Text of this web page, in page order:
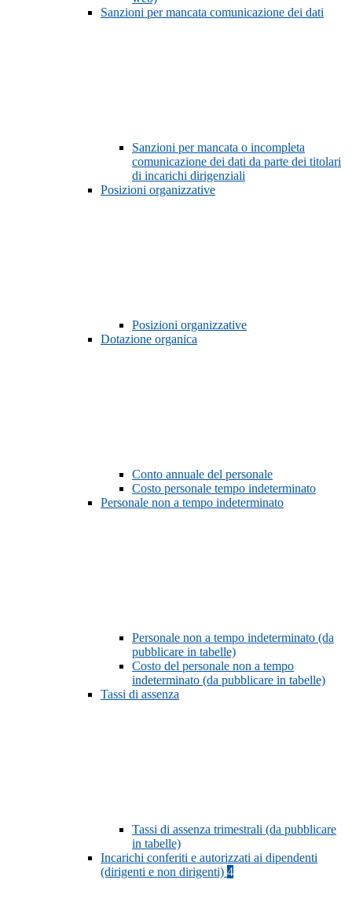
Sanzioni per mancata comunicazione dei dati
Sanzioni per mancata o incompleta
comunicazione dei dati da parte dei titolari
di incarichi dirigenziali
Posizioni organizzative
Posizioni organizzative
Dotazione organica
Conto annuale del personale
Costo personale tempo indeterminato
Personale non a tempo indeterminato
Personale non a tempo indeterminato (da
pubblicare in tabelle)
Costo del personale non a tempo
indeterminato (da pubblicare in tabelle)
Tassi di assenza
Tassi di assenza trimestrali (da pubblicare
in tabelle)
Incarichi conferiti e autorizzati ai dipendenti
(dirigenti e non dirigenti) 4